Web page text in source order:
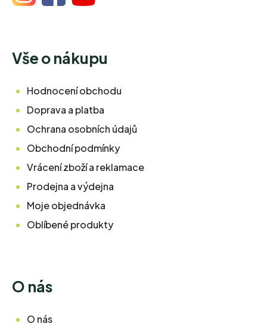
Vše o nákupu
Hodnocení obchodu
Doprava a platba
Ochrana osobních údajů
Obchodní podmínky
Vrácení zboží a reklamace
Prodejna a výdejna
Moje objednávka
Oblíbené produkty
O nás
O nás